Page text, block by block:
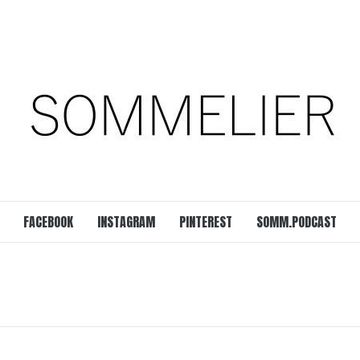
FACEBOOK INSTAGRAM PINTEREST SOMM.PODCAST